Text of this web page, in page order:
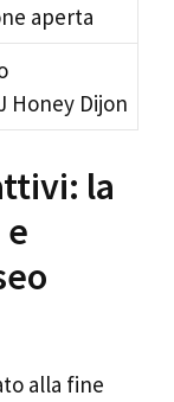
aperta
Honey Dijon
la
alla fine